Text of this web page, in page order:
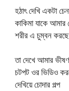
হঠাৎ দেখি একটা
কাকিমা যাকে
শরীর এ চুম্বন
তা দেখে আমার
চটপট ওর ভিডিও
দেখিয়ে চোদার গল্প